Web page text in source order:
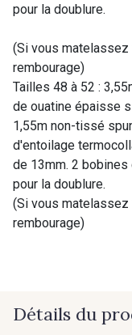
pour la doublure.
(Si vous matelassez
rembourage)
Tailles 48 à 52 :
de ouatine épaisse
1,55m non-tissé
d'entoilage
de 13mm. 2
pour la doublure.
(Si vous matelassez
rembourage)
Détails du